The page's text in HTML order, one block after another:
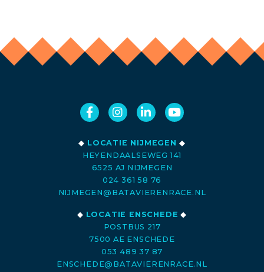
◆ LOCATIE NIJMEGEN ◆
HEYENDAALSEWEG 141
6525 AJ NIJMEGEN
024 361 58 76
NIJMEGEN@BATAVIERENRACE.NL
◆ LOCATIE ENSCHEDE ◆
POSTBUS 217
7500 AE ENSCHEDE
053 489 37 87
ENSCHEDE@BATAVIERENRACE.NL